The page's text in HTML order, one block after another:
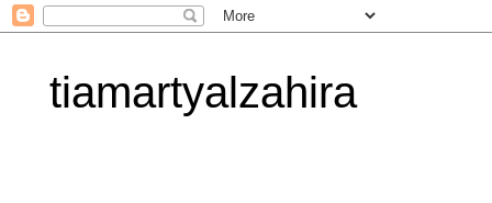
tiamartyalzahira